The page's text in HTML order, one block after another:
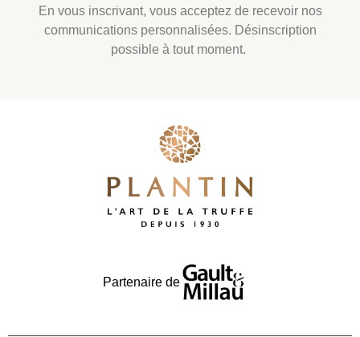
En vous inscrivant, vous acceptez de recevoir nos
communications personnalisées. Désinscription
possible à tout moment.
Partenaire de